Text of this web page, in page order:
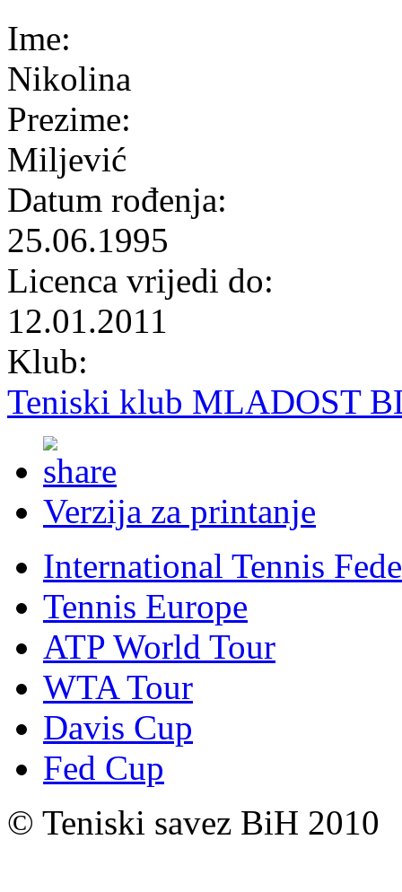
Ime:
Nikolina
Prezime:
Miljević
Datum rođenja:
25.06.1995
Licenca vrijedi do:
12.01.2011
Klub:
Teniski klub MLADOST
Verzija za printanje
International Tennis
Tennis Europe
ATP World Tour
WTA Tour
Davis Cup
Fed Cup
© Teniski savez BiH 2010